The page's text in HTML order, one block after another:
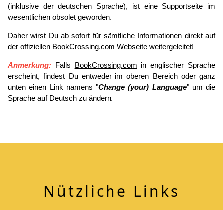
(inklusive der deutschen Sprache), ist eine Supportseite im
wesentlichen obsolet geworden.
Daher wirst Du ab sofort für sämtliche Informationen direkt auf
der offiziellen BookCrossing.com Webseite weitergeleitet!
Anmerkung: Falls BookCrossing.com in englischer Sprache
erscheint, findest Du entweder im oberen Bereich oder ganz
unten einen Link namens "Change (your) Language" um die
Sprache auf Deutsch zu ändern.
Nützliche Links